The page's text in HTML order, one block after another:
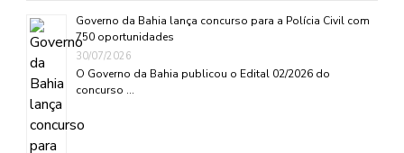
Governo da Bahia lança concurso para a Polícia Civil com
750 oportunidades
30/07/2026
O Governo da Bahia publicou o Edital 02/2026 do
concurso …